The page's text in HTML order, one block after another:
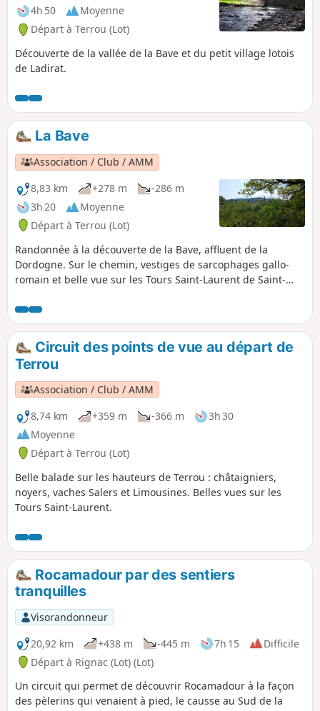
4h 50
Moyenne
Départ à Terrou (Lot)
Découverte de la vallée de la Bave et du petit village lotois
de Ladirat.
La Bave
Association / Club / AMM
8,83 km
+278 m
-286 m
3h 20
Moyenne
Départ à Terrou (Lot)
Randonnée à la découverte de la Bave, affluent de la
Dordogne. Sur le chemin, vestiges de sarcophages gallo-
romain et belle vue sur les Tours Saint-Laurent de Saint-
Circuit des points de vue au départ de
Terrou
Association / Club / AMM
8,74 km
+359 m -366 m
3h 30
Moyenne
Départ à Terrou (Lot)
Belle balade sur les hauteurs de Terrou : châtaigniers,
noyers, vaches Salers et Limousines. Belles vues sur les
Tours Saint-Laurent.
Rocamadour par des sentiers
tranquilles
Visorandonneur
20,92 km
+438 m -445 m 7h 15
Difficile
Départ à Rignac (Lot) (Lot)
Un circuit qui permet de découvrir Rocamadour à la façon
des pèlerins qui venaient à pied, le causse au Sud de la